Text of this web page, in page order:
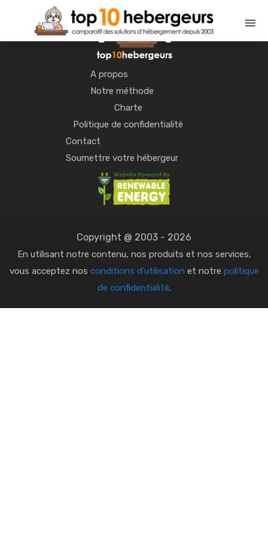
A propos
Notre méthode
Charte
Politique de confidentialité
Contact
Soumettre votre hébergeur
Copyright @ 2003 - 2026
En utilisant notre contenu, nos produits et nos services,
vous acceptez nos conditions d'utilisation et notre politique
de confidentialité.